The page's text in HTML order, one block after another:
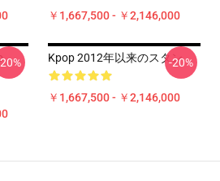
￥1,667,500 - ￥2,146,000
Kpop 2012年以来のスタン
￥1,667,500 - ￥2,146,000
-20%